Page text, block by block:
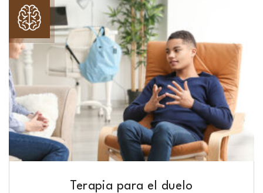
Terapia para el duelo